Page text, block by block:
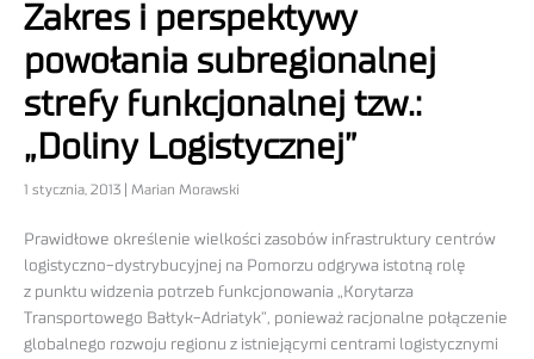
Zakres i perspektywy
powołania subregionalnej
strefy funkcjonalnej tzw.:
„Doliny Logistycznej”
1 stycznia, 2013 | Marian Morawski
Prawidłowe określenie wielkości zasobów infrastruktury centrów
logistyczno-dystrybucyjnej na Pomorzu odgrywa istotną rolę
z punktu widzenia potrzeb funkcjonowania „Korytarza
Transportowego Bałtyk-Adriatyk”, ponieważ racjonalne połączenie
globalnego rozwoju regionu z istniejącymi centrami logistycznymi